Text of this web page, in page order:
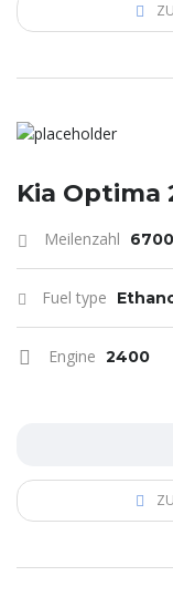
Kia Optima
Meilenzahl
Fuel type
Engine 2400